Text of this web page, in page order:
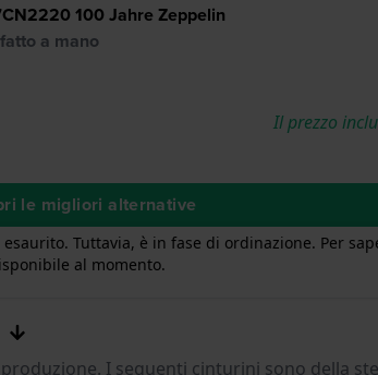
100 Jahre Zeppelin
a mano
Il prezzo
le migliori alternative
Tuttavia, è in fase di ordinazione. Per
al momento.
I seguenti cinturini sono della